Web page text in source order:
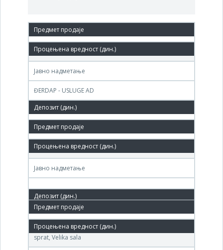
28.сеп.2010.
Agencija za privatizaciju RS, Beograd, Terazije br. 23
Јавно надметање
ĐERDAP - USLUGE AD
25,000,000 РСД
03.авг.2010.
Agencija za privatizaciju RS, Terazije broj 23
Јавно надметање
08.јун.2010.
Agencija za privatizaciju, Beograd, Terazije broj 23, II
sprat, Velika sala